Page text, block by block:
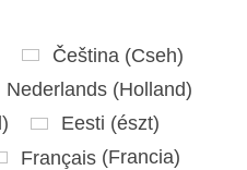
Čeština (Cseh)
Nederlands(Holland)
) Eesti (észt)
Français(Francia)